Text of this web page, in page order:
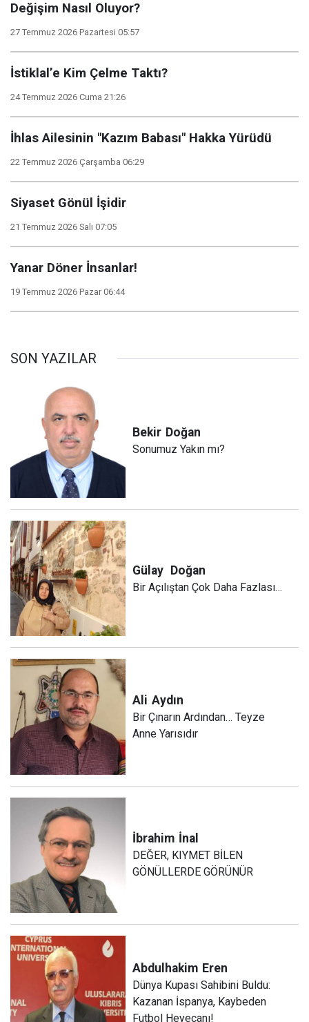
Değişim Nasıl Oluyor?
27 Temmuz 2026 Pazartesi 05:57
İstiklal’e Kim Çelme Taktı?
24 Temmuz 2026 Cuma 21:26
İhlas Ailesinin "Kazım Babası" Hakka Yürüdü
22 Temmuz 2026 Çarşamba 06:29
Siyaset Gönül İşidir
21 Temmuz 2026 Salı 07:05
Yanar Döner İnsanlar!
19 Temmuz 2026 Pazar 06:44
SON YAZILAR
Bekir Doğan
Sonumuz Yakın mı?
Gülay Doğan
Bir Açılıştan Çok Daha Fazlası…
Ali Aydın
Bir Çınarın Ardından… Teyze
Anne Yarısıdır
İbrahim İnal
DEĞER, KIYMET BİLEN
GÖNÜLLERDE GÖRÜNÜR
Abdulhakim Eren
Dünya Kupası Sahibini Buldu:
Kazanan İspanya, Kaybeden
Futbol Heyecanı!